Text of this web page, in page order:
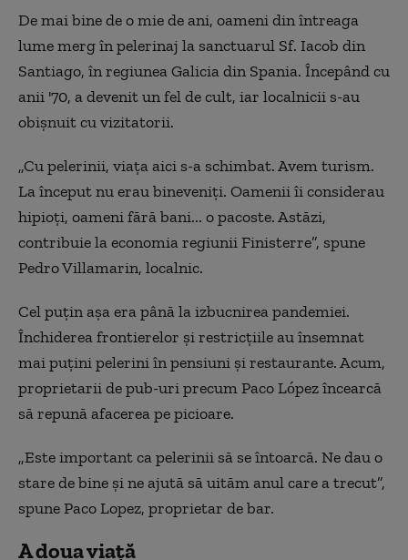
De mai bine de o mie de ani, oameni din întreaga
lume merg în pelerinaj la sanctuarul Sf. Iacob din
Santiago, în regiunea Galicia din Spania. Începând cu
anii '70, a devenit un fel de cult, iar localnicii s-au
obișnuit cu vizitatorii.
„Cu pelerinii, viața aici s-a schimbat. Avem turism.
La început nu erau bineveniți. Oamenii îi considerau
hipioți, oameni fără bani... o pacoste. Astăzi,
contribuie la economia regiunii Finisterre”, spune
Pedro Villamarin, localnic.
Cel puțin așa era până la izbucnirea pandemiei.
Închiderea frontierelor și restricțiile au însemnat
mai puțini pelerini în pensiuni și restaurante. Acum,
proprietarii de pub-uri precum Paco López încearcă
să repună afacerea pe picioare.
„Este important ca pelerinii să se întoarcă. Ne dau o
stare de bine și ne ajută să uităm anul care a trecut”,
spune Paco Lopez, proprietar de bar.
A doua viață